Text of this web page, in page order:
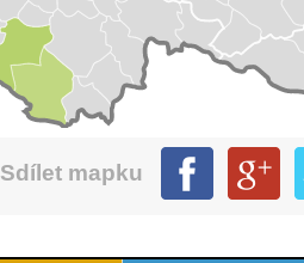
Sdílet mapku